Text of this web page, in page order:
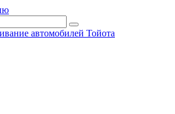
автомобилей Тойота